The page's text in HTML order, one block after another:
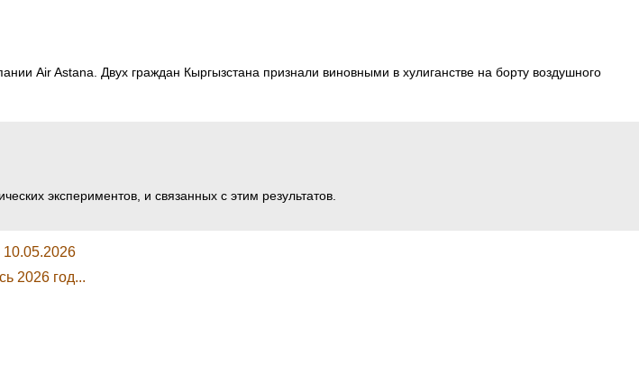
Air Astana. Двух граждан Кыргызстана признали виновными в хулиганстве на борту воздушного
экспериментов, и связанных с этим результатов.
10.05.2026
2026 год...